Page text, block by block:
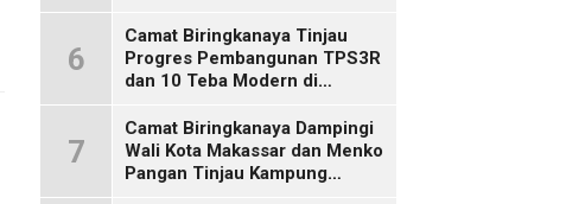
6
Camat Biringkanaya Tinjau
Progres Pembangunan TPS3R
dan 10 Teba Modern di
7
Camat Biringkanaya Dampingi
Wali Kota Makassar dan Menko
Pangan Tinjau Kampung